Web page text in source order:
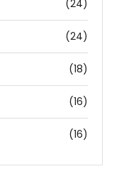
(24)
(24)
(18)
(16)
(16)